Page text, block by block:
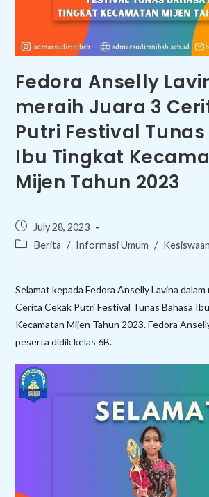
Fedora Anselly
meraih Juara 3
Putri Festival
Ibu Tingkat
Mijen Tahun 2023
Post
published:
July 28, 2023
PostBerita / Informasi Umum / Kesiswaan
Selamat kepada Fedora Anselly Lavina dalam
Cerita Cekak Putri Festival Tunas Bahasa
Kecamatan Mijen Tahun 2023. Fedora
peserta didik kelas 6B.